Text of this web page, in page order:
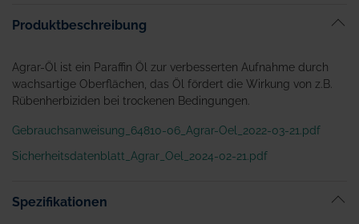
Produktbeschreibung
Agrar-Öl ist ein Paraffin Öl zur verbesserten Aufnahme durch
wachsartige Oberflächen, das Öl fördert die Wirkung von z.B.
Rübenherbiziden bei trockenen Bedingungen.
Gebrauchsanweisung_64810-06_Agrar-Oel_2022-03-21.pdf
Sicherheitsdatenblatt_Agrar_Oel_2024-02-21.pdf
Spezifikationen